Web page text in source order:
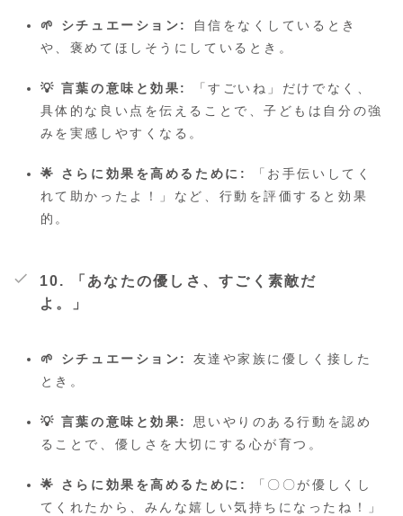
🌱 シチュエーション:
自信をなくしているとき
や、褒めてほしそうにしているとき。
💡 言葉の意味と効果:
「すごいね」だけでなく、
具体的な良い点を伝えることで、子どもは自分の強
みを実感しやすくなる。
🌟 さらに効果を高めるために:
「お手伝いしてく
れて助かったよ！」など、行動を評価すると効果
的。
10. 「あなたの優しさ、すごく素敵だ
よ。」
🌱 シチュエーション:
友達や家族に優しく接した
とき。
💡 言葉の意味と効果:
思いやりのある行動を認め
ることで、優しさを大切にする心が育つ。
🌟 さらに効果を高めるために:
「〇〇が優しくし
てくれたから、みんな嬉しい気持ちになったね！」